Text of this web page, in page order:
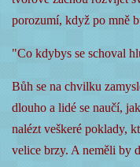
porozumí, když po mně
"Co kdybys se schoval
Bůh se na chvilku
dlouho a lidé se naučí,
nalézt veškeré poklady,
velice brzy. A neměli by